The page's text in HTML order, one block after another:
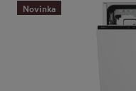
Novinka